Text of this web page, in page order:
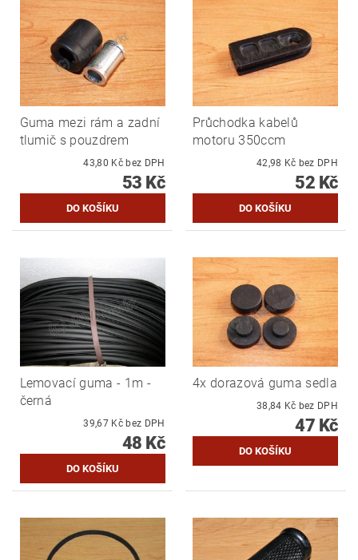
Guma mezi rám a zadní
tlumič s pouzdrem
43,80 Kč bez DPH
53 Kč
Průchodka kabelů
motoru 350ccm
42,98 Kč bez DPH
52 Kč
Lemovací guma - 1m -
černá
39,67 Kč bez DPH
48 Kč
4x dorazová guma sedla
38,84 Kč bez DPH
47 Kč